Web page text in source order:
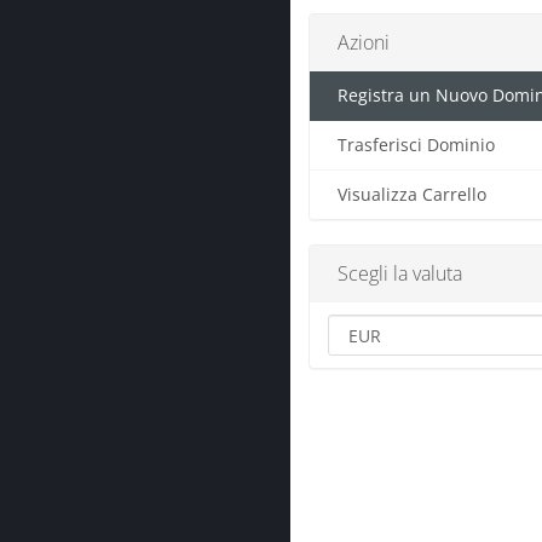
Azioni
Registra un Nuovo
Trasferisci Dominio
Visualizza Carrello
Scegli la valuta